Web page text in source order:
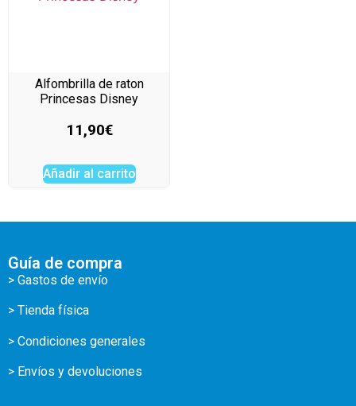
Alfombrilla de raton
Princesas Disney
11,90€
Añadir al carrito
Guía de compra
> Gastos de envío
> Tienda física
> Condiciones generales
> Envíos y devoluciones